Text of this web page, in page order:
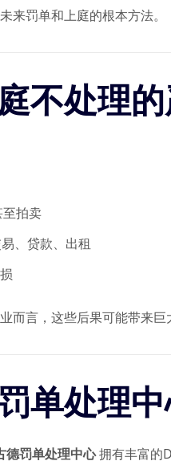
来罚单和上庭的根本方法。
不处理
至拍卖
、贷款、出租
而言，这些后果可能带来巨
单处理
德罚单处理中心拥有丰富的